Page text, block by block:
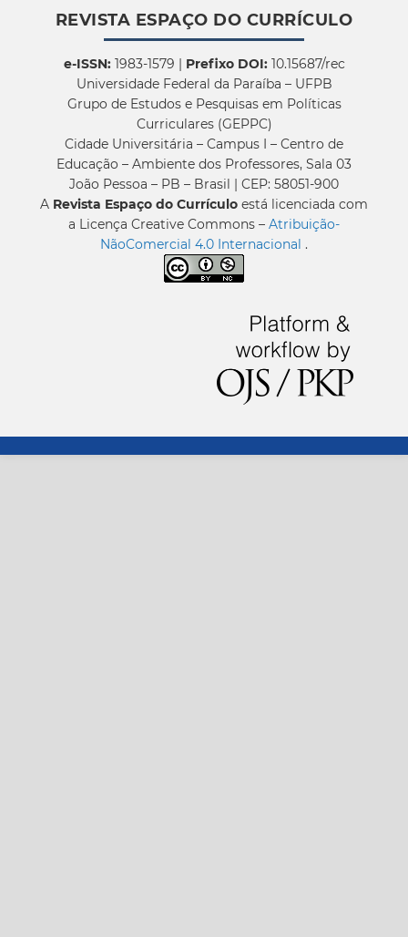
REVISTA ESPAÇO DO CURRÍCULO
e-ISSN:1983-1579 | Prefixo DOI:10.15687/rec
Universidade Federal da Paraíba – UFPB
Grupo de Estudos e Pesquisas em Políticas
Curriculares (GEPPC)
Cidade Universitária – Campus I – Centro de
Educação – Ambiente dos Professores, Sala 03
João Pessoa – PB – Brasil | CEP: 58051-900
A Revista Espaço do Currículo está licenciada com
a Licença Creative Commons – Atribuição-
NãoComercial 4.0 Internacional .